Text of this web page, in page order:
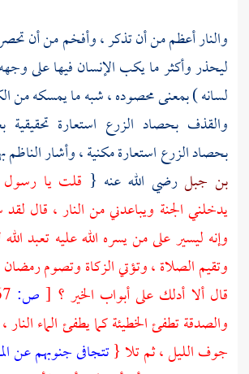
والنار أعظم من أن تذكر ، وأفخم من أن
ليحذر وأكثر ما يكب الإنسان فيها على
لسانه ) بمعنى محصوده ، شبه ما يمسكه من
والقذف بحصاد الزرع استعارة تحقيقية
بحصاد الزرع استعارة مكنية ، وأشارالناظم
بن جبلرضي الله عنه { قلت يا رسول
يدخلني الجنة ويباعدني من النار ، قال
وإنه ليسير على من يسره الله عليه تعبد
وتقيم الصلاة ، وتؤتي الزكاة وتصوم
قال ألا أدلك على أبواب الخير ؟ [ ص:
والصدقة تطفئ الخطيئة كما يطفئ الماء
جوف الليل ، ثم تلا {تتجافى جنوبهم عن